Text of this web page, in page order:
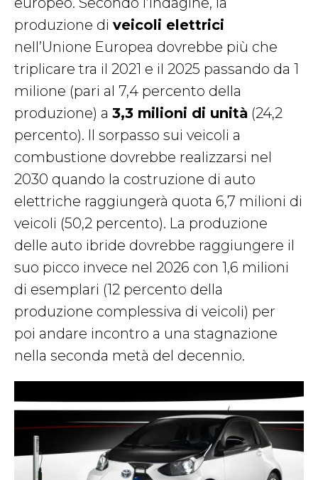
produzione di veicoli elettrici
nell’Unione Europea dovrebbe più che
triplicare tra il 2021 e il 2025 passando da 1
milione (pari al 7,4 percento della
produzione) a 3,3 milioni di unità (24,2
percento). Il sorpasso sui veicoli a
combustione dovrebbe realizzarsi nel
2030 quando la costruzione di auto
elettriche raggiungerà quota 6,7 milioni di
veicoli (50,2 percento). La produzione
delle auto ibride dovrebbe raggiungere il
suo picco invece nel 2026 con 1,6 milioni
di esemplari (12 percento della
produzione complessiva di veicoli) per
poi andare incontro a una stagnazione
nella seconda metà del decennio.